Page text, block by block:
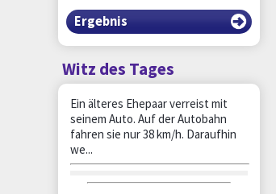
Ergebnis
Witz des Tages
Ein älteres Ehepaar verreist mit
seinem Auto. Auf der Autobahn
fahren sie nur 38 km/h. Daraufhin
we...